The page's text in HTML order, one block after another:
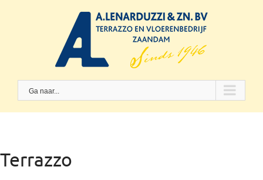
Ga naar...
Terrazzo